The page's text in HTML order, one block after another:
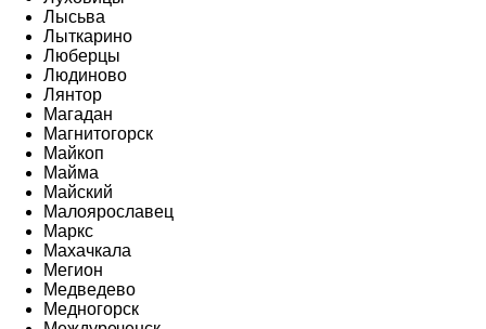
Лысьва
Лыткарино
Люберцы
Людиново
Лянтор
Магадан
Магнитогорск
Майкоп
Майма
Майский
Малоярославец
Маркс
Махачкала
Мегион
Медведево
Медногорск